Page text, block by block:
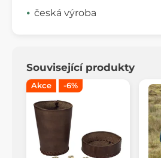
česká výroba
Související produkty
Akce -6%